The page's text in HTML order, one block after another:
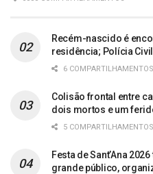
Recém-nascido é
residência; Polícia
6 COMPARTILHAMENTOS
Colisão frontal entre
dois mortos e um
5 COMPARTILHAMENTOS
Festa de Sant’Ana
grande público,